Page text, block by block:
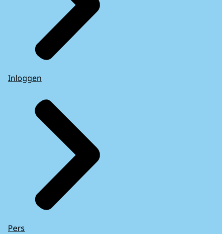
Inloggen
Pers